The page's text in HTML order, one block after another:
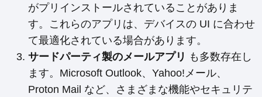
がプリインストールされていることがありま
す。これらのアプリは、デバイスの UI に合わせ
て最適化されている場合があります。
サードパーティ製のメールアプリ も多数存在し
ます。Microsoft Outlook、Yahoo!メール、
Proton Mail など、さまざまな機能やセキュリテ